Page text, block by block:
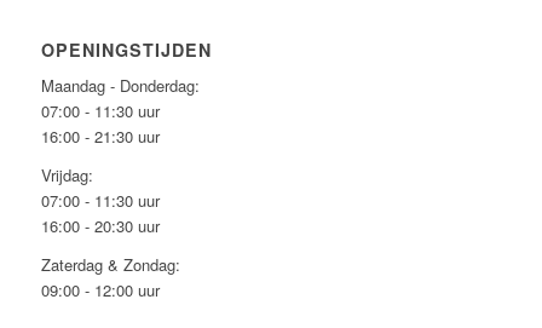
OPENINGSTIJDEN
Maandag - Donderdag:
07:00 - 11:30 uur
16:00 - 21:30 uur
Vrijdag:
07:00 - 11:30 uur
16:00 - 20:30 uur
Zaterdag & Zondag:
09:00 - 12:00 uur